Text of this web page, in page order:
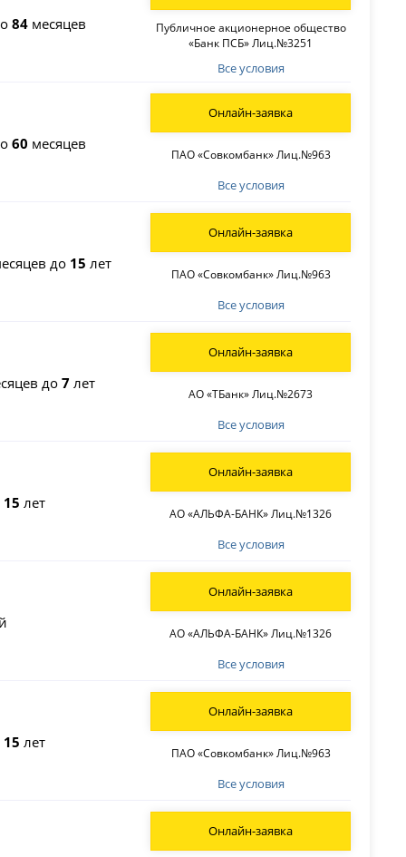
84 месяцев
Все условия
Публичное акционерное общество
«Банк ПСБ» Лиц.№3251
60 месяцев
Все условия
ПАО «Совкомбанк» Лиц.№963
Онлайн-заявка
до 15 лет
Все условия
ПАО «Совкомбанк» Лиц.№963
Онлайн-заявка
до7 лет
Все условия
АО «ТБанк» Лиц.№2673
Онлайн-заявка
15 лет
Все условия
АО «АЛЬФА-БАНК» Лиц.№1326
Онлайн-заявка
Все условия
АО «АЛЬФА-БАНК» Лиц.№1326
Онлайн-заявка
15 лет
Все условия
ПАО «Совкомбанк» Лиц.№963
Онлайн-заявка
Онлайн-заявка